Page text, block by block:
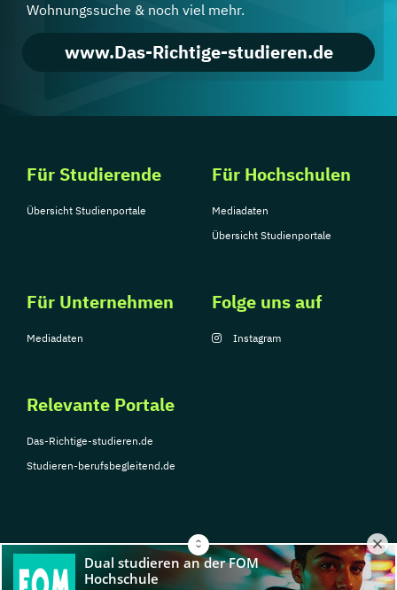
Wohnungssuche & noch viel mehr.
www.Das-Richtige-studieren.de
Für Studierende
Übersicht Studienportale
Für Hochschulen
Mediadaten
Übersicht Studienportale
Für Unternehmen
Mediadaten
Relevante Portale
Das-Richtige-studieren.de
Studieren-berufsbegleitend.de
Folge uns auf
Instagram
© Copyright 2026, TarGroup Media GmbH